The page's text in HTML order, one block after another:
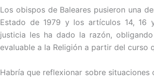
Los obispos de Baleares pusieron una
Estado de 1979 y los artículos 14, 16
justicia les ha dado la razón,
evaluable a la Religión a partir del curso
Habría que reflexionar sobre